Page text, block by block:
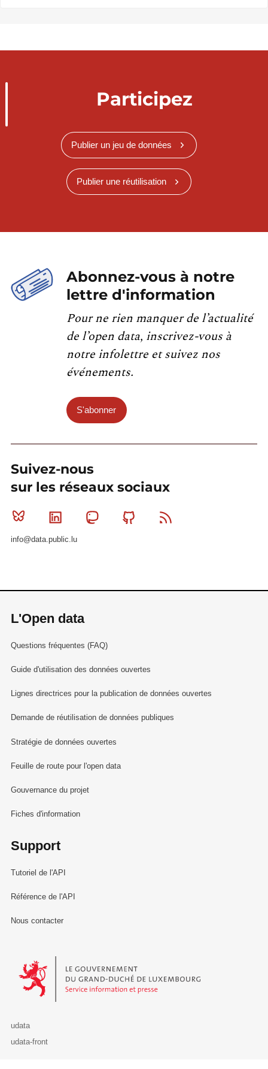
Participez
Publier un jeu de données
Publier une réutilisation
Abonnez-vous à notre
lettre d'information
Pour ne rien manquer de l’actualité
de l’open data, inscrivez-vous à
notre infolettre et suivez nos
événements.
S'abonner
Suivez-nous
sur les réseaux sociaux
Bluesky Linkedin MastodonGithub
info@data.public.lu
L'Open data
Questions fréquentes (FAQ)
Guide d'utilisation des données ouvertes
Lignes directrices pour la publication de données ouvertes
Demande de réutilisation de données publiques
Stratégie de données ouvertes
Feuille de route pour l'open data
Gouvernance du projet
Fiches d'information
Support
Tutoriel de l'API
Référence de l'API
Nous contacter
Le Gouvernement du Grand-Duché de Luxembourg - Service
udata
udata-front